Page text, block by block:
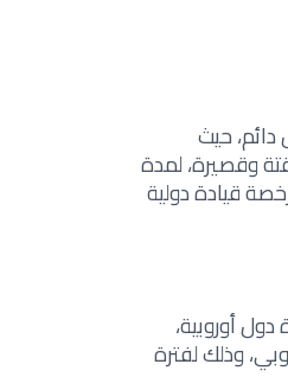
دائم، حيث
وقصيرة، لمدة
رخصة قيادة دولية
أوروبية،
وذلك لفترة